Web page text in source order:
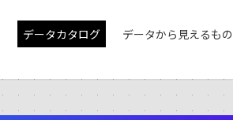
データカタログ データから見えるもの